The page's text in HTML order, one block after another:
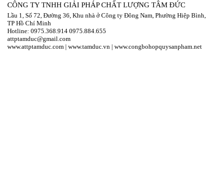
CÔNG TY TNHH GIẢI PHÁP CHẤT LƯỢNG TÂM ĐỨC
Lầu 1, Số 72, Đường 36, Khu nhà ở Công ty Đông Nam, Phường Hiệp Bình,
TP Hồ Chí Minh
Hotline: 0975.368.914 0975.884.655
attptamduc@gmail.com
www.attptamduc.com | www.tamduc.vn | www.congbohopquysanpham.net